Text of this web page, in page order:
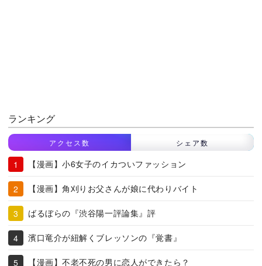
ランキング
アクセス数 シェア数
【漫画】小6女子のイカついファッション
【漫画】角刈りお父さんが娘に代わりバイト
ばるぼらの『渋谷陽一評論集』評
濱口竜介が紐解くブレッソンの『覚書』
【漫画】不老不死の男に恋人ができたら？